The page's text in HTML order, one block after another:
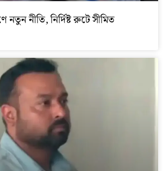
নতুন নীতি, নির্দিষ্ট রুটে সীমিত